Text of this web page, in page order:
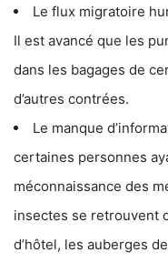
Le flux migratoire
Il est avancé que les
dans les bagages de
d’autres contrées.
Le manque
certaines personnes
méconnaissance des
insectes se retrouvent
d’hôtel, les auberges